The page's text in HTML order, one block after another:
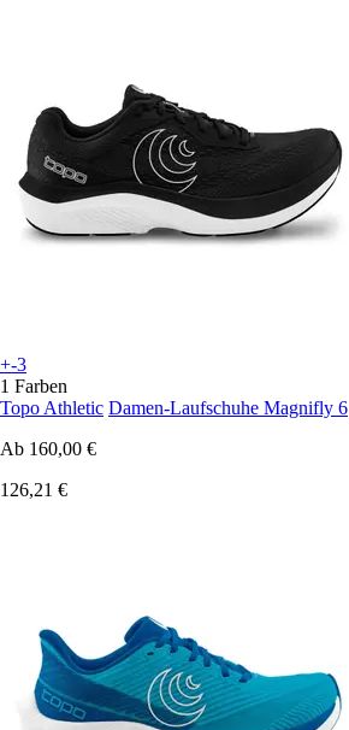
+-3
1 Farben
Topo Athletic Damen-Laufschuhe Magnifly 6
Ab 160,00 €
126,21 €